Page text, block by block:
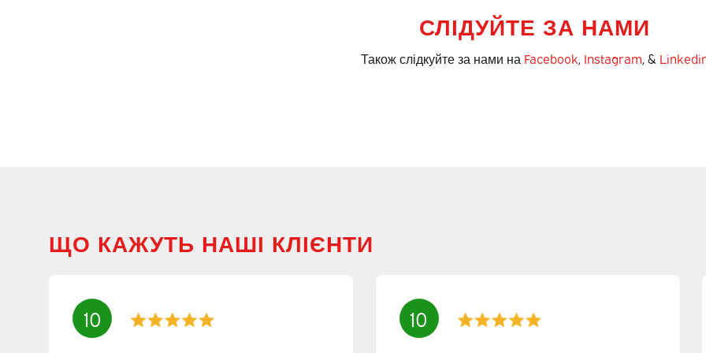
СЛІДУЙТЕ ЗА НАМИ
Також слідкуйте за нами на Facebook, Instagram, &
ЩО КАЖУТЬ НАШІ КЛІЄНТИ
10 10